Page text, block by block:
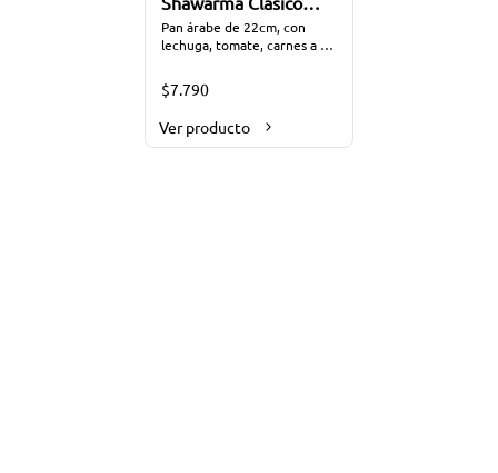
(Mediano)
Pan árabe de 22cm, con
lechuga, tomate, carnes a la
especias árabes a elección y
aderezado con salsa
(opciones:
Carne/Pollo/Mixto/Falafel)
$7.790
Ver producto